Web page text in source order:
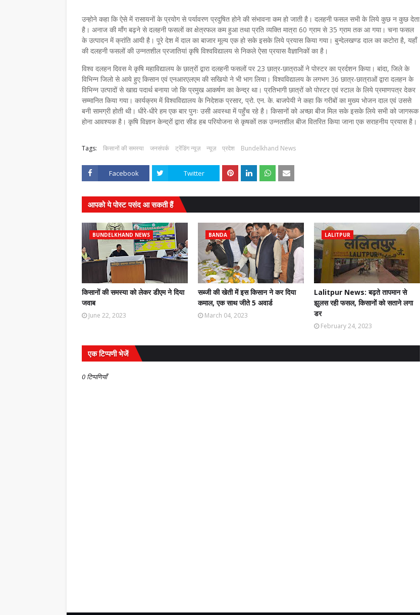
उन्होने कहा कि ऐसे में रासायनों के प्रयोग से पर्यावरण प्रदुषित होने की संभावना कम हो जाती है। दलहनी फसल सभी के लिये कुछ न कुछ देता
है। अनाज की माँग बढ़ने से दलहनी फसलों का क्षेत्रफल कम हुआ तथा प्रति व्यक्ति मात्रा 60 ग्राम से 35 ग्राम तक आ गया। चना फसल
के उत्पादन में क्रांति आयी है। पूरे देश में दाल का बाजार मूल्य एक हो सके इसके लिये प्रयास किया गया। बुन्देलखण्ड दाल का कटोरा है, यहाँ
की दलहनी फसलों की उन्नतशील प्रजातियां कृषि विश्वविद्यालय से निकले ऐसा प्रयास वैज्ञानिकों का है।
विश्व दलहन दिवस मे कृषि महाविद्यालय के छात्रों द्वारा दलहनी फसलों पर 23 छात्र-छात्राओं ने पोस्टर का प्रर्दशन किया। बांदा, जिले के
विभिन्न जिलो से आये हुए किसान एवं एनआरएलएम की सखियो ने भी भाग लिया। विश्वविद्यालय के लगभग 36 छात्र-छात्राओं द्वारा दलहन के
विभिन्न उत्पादों से खाद्य पदार्थ बनाया जो कि प्रमुख आकर्षण का केन्द्र था। प्रतिभागी छात्रों को पोस्टर एवं स्टाल के लिये प्रमाणपत्र देकर
सम्मानित किया गया। कार्यक्रम में विश्वविद्यालय के निदेशक प्रसार, प्रो. एन. के. बाजपेयी ने कहा कि गरीबों का मुख्य भोजन दाल एवं उससे
बनी सामग्री होती थी। धीरे-धीरे हम एक बार पुनः उसी अवस्था में पहुँच रहे है। किसानों को अच्छा बीज मिल सके इसके लिये सभी को जागरूक
होना आवश्यक है। कृषि विज्ञान केन्द्रों द्वारा सीड हब परियोजना से कृषकों तक उन्नतशील बीज वितरित किया जाना एक सराहनीय प्रयास है।
Tags: किसानों की समस्या जनसंपर्क ट्रेंडिंग न्यूज़ न्यूज़ प्रदेश Bundelkhand News
Facebook Twitter
आपको ये पोस्ट पसंद आ सकती हैं
BUNDELKHAND NEWS
किसानों की समस्या को लेकर डीएम ने दिया
जवाब
June 22, 2023
BANDA
सब्जी की खेती में इस किसान ने कर दिया
कमाल, एक साथ जीते 5 अवार्ड
March 04, 2023
LALITPUR
Lalitpur News: बढ़ते तापमान से
झुलस रही फसल, किसानाें को सताने लगा
डर
February 24, 2023
एक टिप्पणी भेजें
0 टिप्पणियाँ